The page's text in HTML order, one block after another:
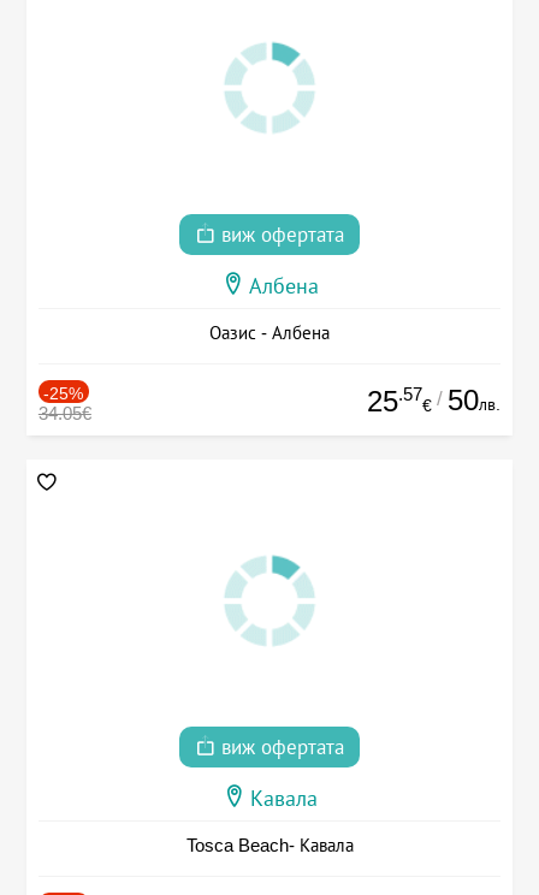
виж офертата
Албена
Оазис - Албена
-25%
34.05€ 25.57
€ / 50лв.
виж офертата
Кавала
Tosca Beach- Кавала